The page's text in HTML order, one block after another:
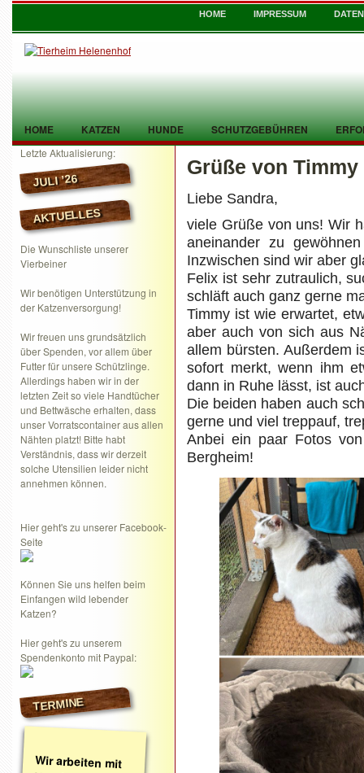
HOME IMPRESSUM
HOME KATZEN HUNDE SCHUTZGEBÜHREN
TIER GEFUNDEN KONTAKT
Letzte Aktualisierung:
JULI ’26
AKTUELLES
Die Wunschliste unserer
Vierbeiner
Wir benötigen Unterstützung in
der Katzenversorgung!
Wir freuen uns grundsätzlich
über Spenden, vor allem über
Futter für unsere Schützlinge.
Allerdings haben wir in der
letzten Zeit so viele Handtücher
und Bettwäsche erhalten, dass
unser Vorratscontainer aus allen
Nähten platzt! Bitte habt
Verständnis, dass wir derzeit
solche Utensilien leider nicht
annehmen können.
Hier geht's zu unserer Facebook-
Seite
Können Sie uns helfen beim
Einfangen wild lebender
Katzen?
Hier geht's zu unserem
Spendenkonto mit Paypal:
TERMINE
Wir arbeiten mit
Hundetrainer
David Weth von
canis intellectus
Grüße von
Liebe Sandra,
viele Grüße von uns! Wir
aneinander zu
Inzwischen sind wir aber
Felix ist sehr zutraulich,
schläft auch ganz gerne
Timmy ist wie erwartet,
aber auch von sich aus
allem bürsten. Außerdem
sofort merkt, wenn ihm
dann in Ruhe lässt, ist
Die beiden haben auch
gerne und viel treppauf,
Anbei ein paar Fotos
Bergheim!